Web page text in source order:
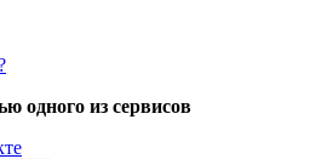
одного из сервисов